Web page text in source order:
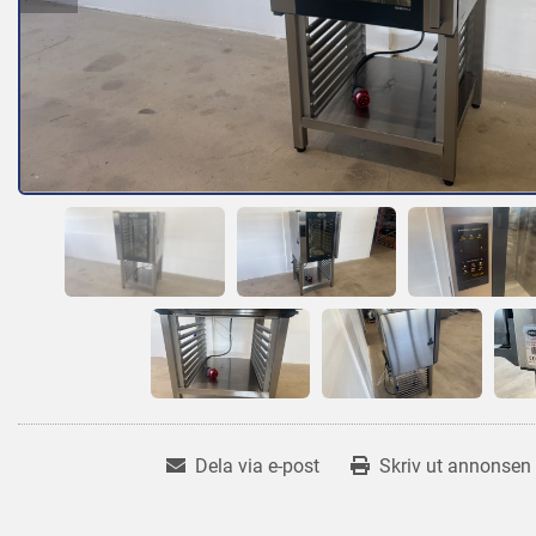
Dela via e-post Skriv ut annonsen